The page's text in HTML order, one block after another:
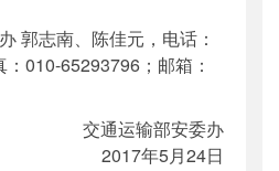
志南、陈佳元，电话：
010-65293796；邮箱：
交通运输部安委办
2017年5月24日